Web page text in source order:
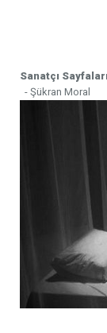
Sanatçı Sayfaları
- Şükran Moral